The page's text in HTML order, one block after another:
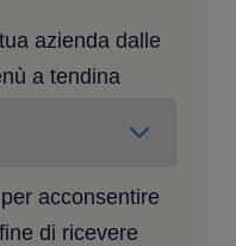
azienda dalle
a tendina
acconsentire
di ricevere